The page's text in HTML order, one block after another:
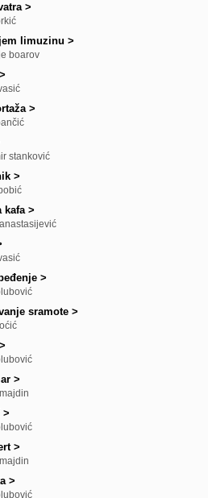
>
limuzinu >
boarov
>
>
stanković
>
kafa>
>
sramote >
>
>
>
>